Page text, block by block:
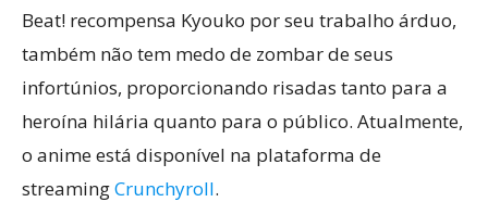
Beat! recompensa Kyouko por seu trabalho árduo,
também não tem medo de zombar de seus
infortúnios, proporcionando risadas tanto para a
heroína hilária quanto para o público. Atualmente,
o anime está disponível na plataforma de
streamingCrunchyroll.